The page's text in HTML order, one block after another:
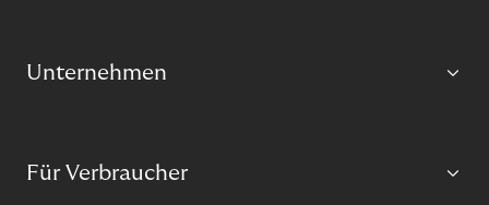
Unternehmen
Für Verbraucher